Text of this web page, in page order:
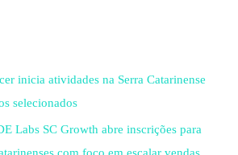
inicia atividades na Serra Catarinense
selecionados
Labs SC Growth abre inscrições para
com foco em escalar vendas